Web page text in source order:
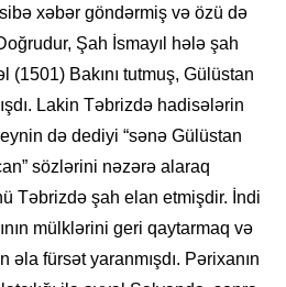
xəbər göndərmiş və özü də
Şah İsmayıl hələ şah
(1501) Bakını tutmuş, Gülüstan
Lakin Təbrizdə hadisələrin
də dediyi “sənə Gülüstan
sözlərini nəzərə alaraq
Təbrizdə şah elan etmişdir. İndi
mülklərini geri qaytarmaq və
fürsət yaranmışdı. Pərixanın